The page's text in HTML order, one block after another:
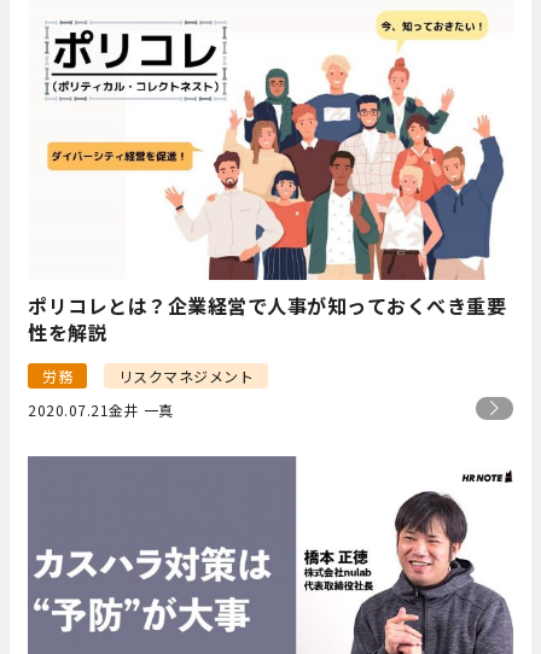
ポリコレとは？企業経営で人事が知っておくべき重要
性を解説
労務
リスクマネジメント
2020.07.21金井 一真